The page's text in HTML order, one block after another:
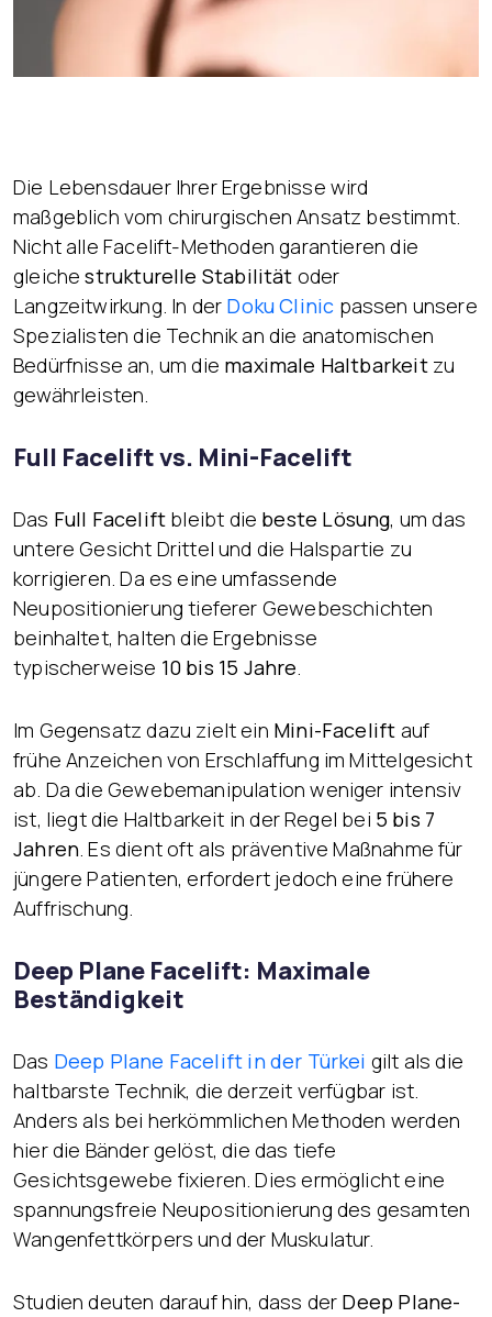
Die Lebensdauer Ihrer Ergebnisse wird
maßgeblich vom chirurgischen Ansatz bestimmt.
Nicht alle Facelift-Methoden garantieren die
gleichestrukturelle Stabilität oder
Langzeitwirkung. In der Doku Clinic passen unsere
Spezialisten die Technik an die anatomischen
Bedürfnisse an, um die maximale Haltbarkeitzu
gewährleisten.
Full Facelift vs. Mini-Facelift
Das Full Facelift bleibt die beste Lösung, um das
untere Gesicht Drittel und die Halspartie zu
korrigieren. Da es eine umfassende
Neupositionierung tieferer Gewebeschichten
beinhaltet, halten die Ergebnisse
typischerweise 10 bis 15 Jahre.
Im Gegensatz dazu zielt ein Mini-Facelift auf
frühe Anzeichen von Erschlaffung im Mittelgesicht
ab. Da die Gewebemanipulation weniger intensiv
ist, liegt die Haltbarkeit in der Regel bei 5 bis 7
Jahren. Es dient oft als präventive Maßnahme für
jüngere Patienten, erfordert jedoch eine frühere
Auffrischung.
Deep Plane Facelift: Maximale
Beständigkeit
Das Deep Plane Facelift in der Türkei gilt als die
haltbarste Technik, die derzeit verfügbar ist.
Anders als bei herkömmlichen Methoden werden
hier die Bänder gelöst, die das tiefe
Gesichtsgewebe fixieren. Dies ermöglicht eine
spannungsfreie Neupositionierung des gesamten
Wangenfettkörpers und der Muskulatur.
Studien deuten darauf hin, dass der Deep Plane-